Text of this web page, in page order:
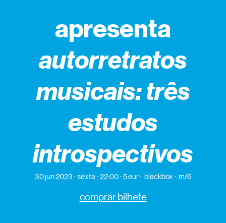
apresenta
autorretratos
musicais: três
estudos
introspectivos
30 jun 2023 sexta 22:00 5 eur blackbox m/6
comprar bilhete